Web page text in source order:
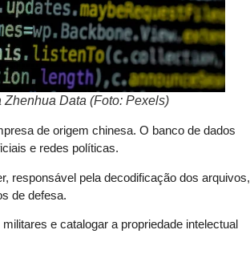
Data (Foto: Pexels)
de origem chinesa. O banco de dados
e redes políticas.
responsável pela decodificação dos arquivos,
de defesa.
e catalogar a propriedade intelectual